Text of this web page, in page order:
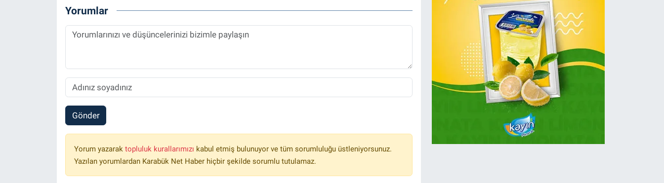
Yorumlar
Gönder
Yorum yazarak topluluk kurallarımızı kabul etmiş bulunuyor ve tüm sorumluluğu üstleniyorsunuz.
Yazılan yorumlardan Karabük Net Haber hiçbir şekilde sorumlu tutulamaz.